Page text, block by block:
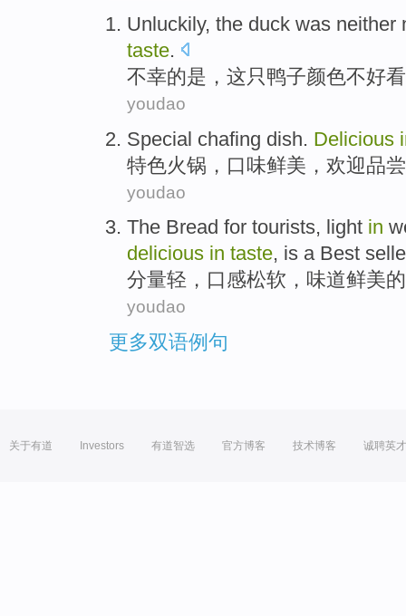
Unluckily, the duck was neither
taste.
不幸的是，这只鸭子颜色不好
youdao
Special chafing dish. Delicious
特色火锅 ， 口味鲜美 ， 欢迎品尝
youdao
The Bread for tourists, light in
delicious in taste, is a Best
分量轻 ， 口感松软 ， 味道鲜美的
youdao
更多双语例句
关于有道 Investors 有道智选 官方博客 技术博客 诚聘英才